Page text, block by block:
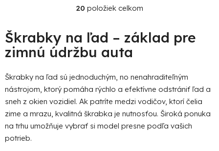
O
d
c
i
e
p
r
v
20 položiek celkom
Škrabky na ľad – základ pre
zimnú údržbu auta
Škrabky na ľad sú jednoduchým, no nenahraditeľným
nástrojom, ktorý pomáha rýchlo a efektívne odstrániť ľad a
sneh z okien vozidiel. Ak patríte medzi vodičov, ktorí čelia
zime a mrazu, kvalitná škrabka je nutnosťou. Široká ponuka
na trhu umožňuje vybrať si model presne podľa vašich
potrieb.